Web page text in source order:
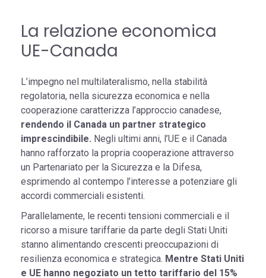
La relazione economica
UE-Canada
L’impegno nel multilateralismo, nella stabilità
regolatoria, nella sicurezza economica e nella
cooperazione caratterizza l’approccio canadese,
rendendo il Canada un partner strategico
imprescindibile. Negli ultimi anni, l’UE e il Canada
hanno rafforzato la propria cooperazione attraverso
un Partenariato per la Sicurezza e la Difesa,
esprimendo al contempo l’interesse a potenziare gli
accordi commerciali esistenti.
Parallelamente, le recenti tensioni commerciali e il
ricorso a misure tariffarie da parte degli Stati Uniti
stanno alimentando crescenti preoccupazioni di
resilienza economica e strategica. Mentre Stati Uniti
e UE hanno negoziato un tetto tariffario del 15%